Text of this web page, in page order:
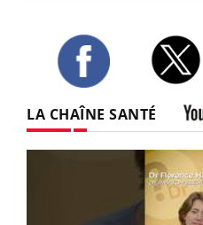
LA CHAÎNE SANTÉ